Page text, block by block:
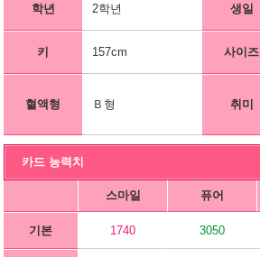
학년 2학년 생일
키 157cm 사이즈
혈액형 Ｂ형 취미
카드 능력치
스마일 퓨어
기본 1740 3050